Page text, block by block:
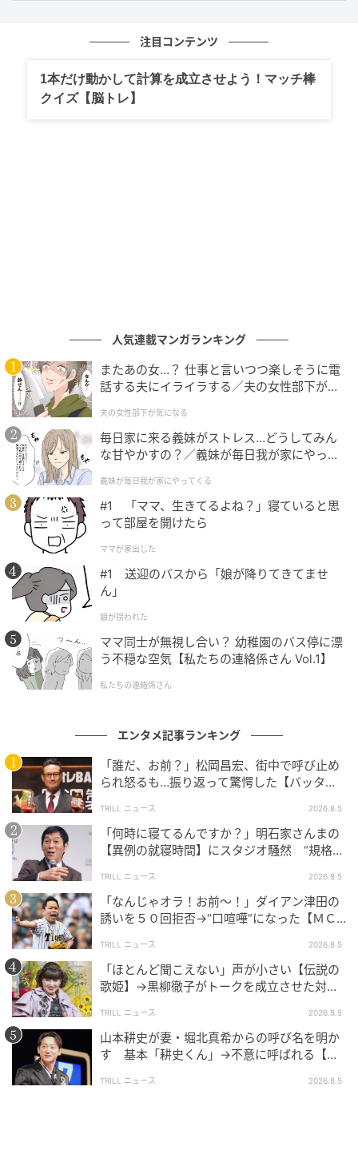
先に食べる。で、私が用意したんですけれども」と説
食生活の原点
幼少期の環境と深く結びついているのだとあらためて
感じさせるエピソードでした。
次の記事
#1 夫の「元不倫相手」から、１通の手紙が
届きました。
の記事をもっとみる
注目コンテンツ
1本だけ動かして計算を成立させよう！マッチ棒
クイズ【脳トレ】
人気連載マンガランキング
またあの女…？ 仕事と言いつつ楽しそうに電
話する夫にイライラする／夫の女性部下が気
夫の女性部下が気になる
毎日家に来る義妹がストレス…どうしてみん
な甘やかすの？／義妹が毎日我が家にやって
が】
義妹が毎日我が家にやってくる
#1 「ママ、生きてるよね？」寝ていると思
って部屋を開けたら
ママが家出した
#1 送迎のバスから「娘が降りてきてませ
ん」
娘が拐われた
ママ同士が無視し合い？ 幼稚園のバス停に漂
う不穏な空気【私たちの連絡係さん Vol.1】
私たちの連絡係さん
エンタメ記事ランキング
「誰だ、お前？」松岡昌宏、街中で呼び止め
られ怒るも…振り返って驚愕した【バッタリ
TRILL ニュース 2026.8.5
「何時に寝てるんですか？」明石家さんまの
【異例の就寝時間】にスタジオ騒然 “規格外
TRILL ニュース 2026.8.5
「なんじゃオラ！お前～！」ダイアン津田の
誘いを５０回拒否→“口喧嘩”になった【ＭＣ
TRILL ニュース 2026.8.5
「ほとんど聞こえない」声が小さい【伝説の
歌姫】→黒柳徹子がトークを成立させた対応
TRILL ニュース 2026.8.5
山本耕史が妻・堀北真希からの呼び名を明か
す 基本「耕史くん」→不意に呼ばれる【ユ
TRILL ニュース 2026.8.5